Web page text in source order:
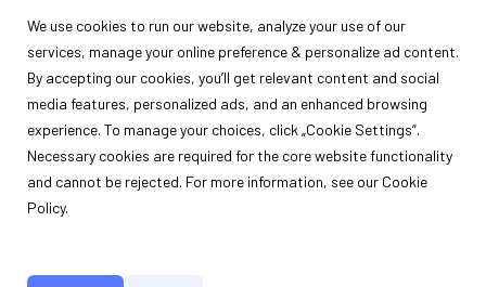
Erwartet werden rund 10.000 Besucherinnen und Besucher. Der
Eintritt ist kostenlos.
Weitere Informationen unter: www.schoner-living.de
We use cookies to run our website, analyze your use of our
services, manage your online preference & personalize ad content.
By accepting our cookies, you’ll get relevant content and social
media features, personalized ads, and an enhanced browsing
experience. To manage your choices, click „Cookie Settings”.
Necessary cookies are required for the core website functionality
and cannot be rejected. For more information, see our Cookie
Policy.